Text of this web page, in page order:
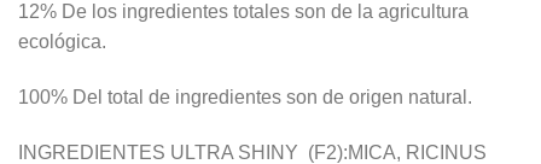
12% De los ingredientes totales son de la agricultura
ecológica.
100% Del total de ingredientes son de origen natural.
INGREDIENTES ULTRA SHINY (F2):MICA, RICINUS